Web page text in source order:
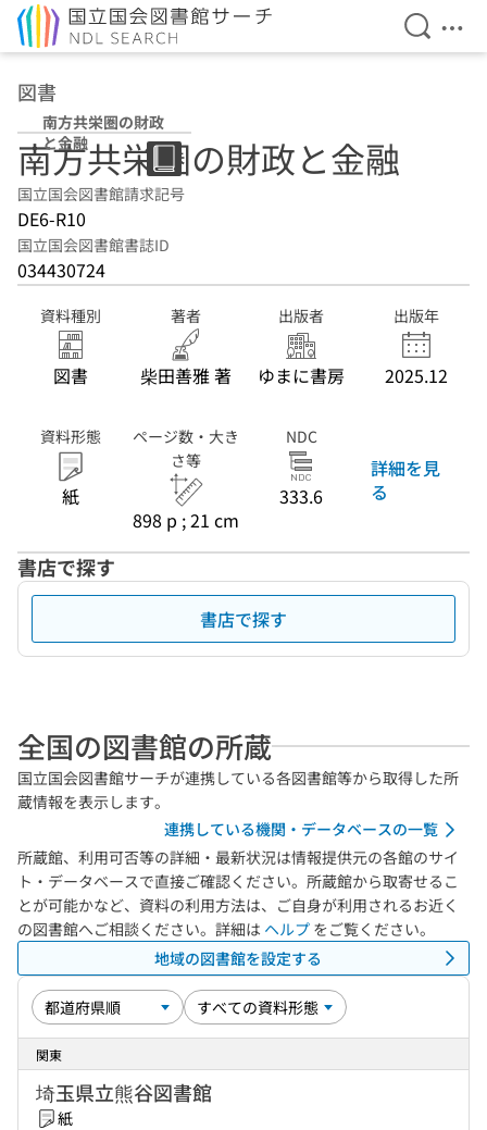
検索を
メ
図書
南方共栄圏の財政
と金融
南方共栄圏の財政と金融
国立国会図書館請求記号
DE6-R10
国立国会図書館書誌ID
034430724
資料種別
図書
著者
柴田善雅 著
出版者
ゆまに書房
出版年
2025.12
資料形態
紙
ページ数・大き
さ等
898 p ; 21 cm
NDC
333.6
詳細を見
る
書店で探す
書店で探す
全国の図書館の所蔵
国立国会図書館サーチが連携している各図書館等から取得した所
蔵情報を表示します。
連携している機関・データベースの一覧
所蔵館、利用可否等の詳細・最新状況は情報提供元の各館のサイ
ト・データベースで直接ご確認ください。所蔵館から取寄せるこ
とが可能かなど、資料の利用方法は、ご自身が利用されるお近く
の図書館へご相談ください。詳細は ヘルプ をご覧ください。
地域の図書館を設定する
関東
埼玉県立熊谷図書館
紙